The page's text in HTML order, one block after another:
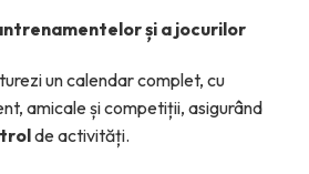
și a jocurilor
un calendar complet, cu
amicale și competiții, asigurând
de activități.